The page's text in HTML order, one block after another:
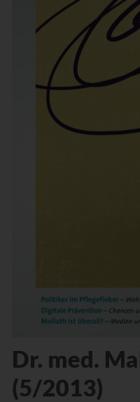
Dr. med.
(5/2013)